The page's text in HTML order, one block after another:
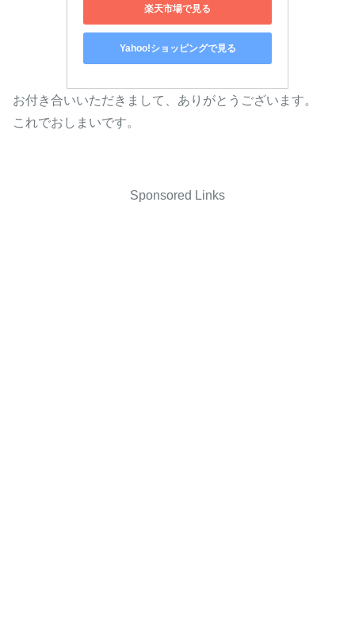
楽天市場で見る
Yahoo!ショッピングで見る
お付き合いいただきまして、ありがとうございます。
これでおしまいです。
Sponsored Links